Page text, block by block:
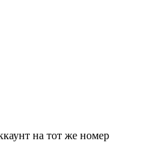
на тот же номер